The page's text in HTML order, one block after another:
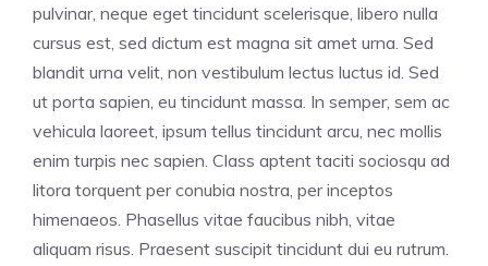
pulvinar, neque eget tincidunt scelerisque, libero nulla
cursus est, sed dictum est magna sit amet urna. Sed
blandit urna velit, non vestibulum lectus luctus id. Sed
ut porta sapien, eu tincidunt massa. In semper, sem ac
vehicula laoreet, ipsum tellus tincidunt arcu, nec mollis
enim turpis nec sapien. Class aptent taciti sociosqu ad
litora torquent per conubia nostra, per inceptos
himenaeos. Phasellus vitae faucibus nibh, vitae
aliquam risus. Praesent suscipit tincidunt dui eu rutrum.